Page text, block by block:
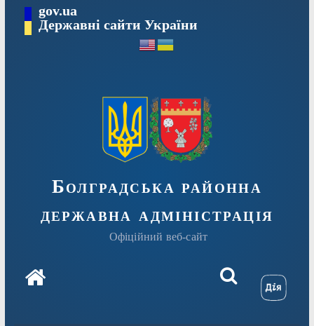
Перейтиgov.ua
Державні сайти України
Болградська районна
державна адміністрація
Офіційний веб-сайт